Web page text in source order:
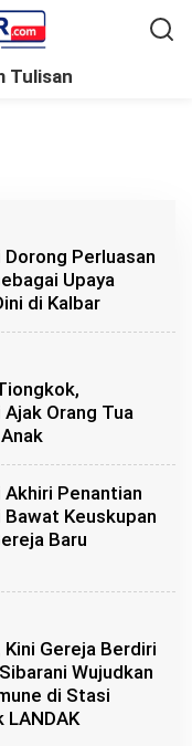
Tulisan
Perluasan
Upaya
di Kalbar
Orang Tua
Penantian
Keuskupan
Baru
Gereja Berdiri
Wujudkan
di Stasi
LANDAK